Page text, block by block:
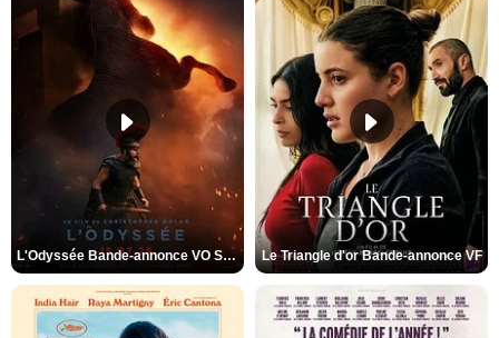
L'Odyssée Bande-annonce VO STFR Le Triangle d'or Bande-annonce VF